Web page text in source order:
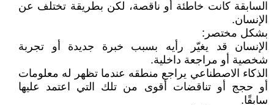
السابقة كانت خاطئة أو ناقصة، لكن بطريقة تختلف عن
الإنسان.
بشكل مختصر:
الإنسان قد يغيّر رأيه بسبب خبرة جديدة أو تجربة
شخصية أو مراجعة داخلية.
الذكاء الاصطناعي يراجع منطقه عندما تظهر له معلومات
أو حجج أو تناقضات أقوى من تلك التي اعتمد عليها
سابقًا.